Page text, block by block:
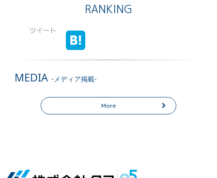
RANKING
ツイート
MEDIA -メディア掲載-
More